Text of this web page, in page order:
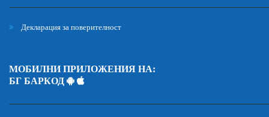
Декларация за поверителност
МОБИЛНИ ПРИЛОЖЕНИЯ НА:
БГ БАРКОД